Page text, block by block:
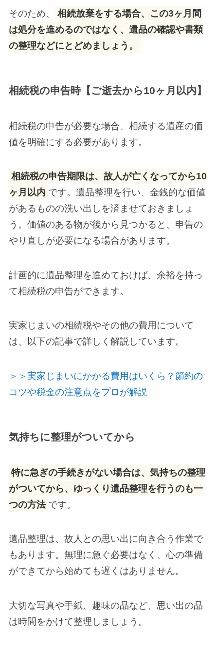
そのため、
相続放棄をする場合、この3ヶ月間
は処分を進めるのではなく、遺品の確認や書類
の整理などにとどめましょう。
相続税の申告時【ご逝去から10ヶ月以内】
相続税の申告が必要な場合、相続する遺産の価
値を明確にする必要があります。
相続税の申告期限は、故人が亡くなってから10
ヶ月以内 です。遺品整理を行い、金銭的な価値
があるものの洗い出しを済ませておきましょ
う。価値のある物が後から見つかると、申告の
やり直しが必要になる場合があります。
計画的に遺品整理を進めておけば、余裕を持っ
て相続税の申告ができます。
実家じまいの相続税やその他の費用について
は、以下の記事で詳しく解説しています。
＞＞実家じまいにかかる費用はいくら？節約の
コツや税金の注意点をプロが解説
気持ちに整理がついてから
特に急ぎの手続きがない場合は、気持ちの整理
がついてから、ゆっくり遺品整理を行うのも一
つの方法 です。
遺品整理は、故人との思い出に向き合う作業で
もあります。無理に急ぐ必要はなく、心の準備
ができてから始めても遅くはありません。
大切な写真や手紙、趣味の品など、思い出の品
は時間をかけて整理しましょう。